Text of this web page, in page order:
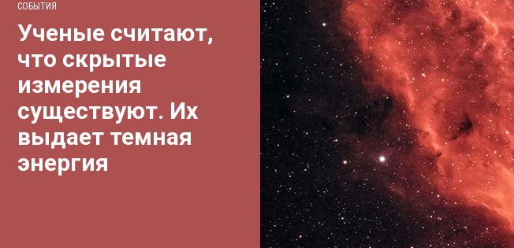
СОБЫТИЯ
Ученые считают,
что скрытые
измерения
существуют. Их
выдает темная
энергия